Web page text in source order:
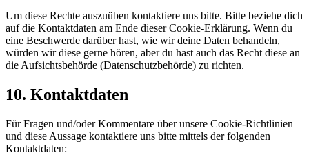
Um diese Rechte auszuüben kontaktiere uns bitte. Bitte beziehe dich
auf die Kontaktdaten am Ende dieser Cookie-Erklärung. Wenn du
eine Beschwerde darüber hast, wie wir deine Daten behandeln,
würden wir diese gerne hören, aber du hast auch das Recht diese an
die Aufsichtsbehörde (Datenschutzbehörde) zu richten.
10. Kontaktdaten
Für Fragen und/oder Kommentare über unsere Cookie-Richtlinien
und diese Aussage kontaktiere uns bitte mittels der folgenden
Kontaktdaten: